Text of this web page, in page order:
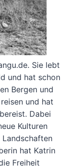
Sie lebt
und hat schon
Bergen und
und hat
Dabei
Kulturen
hat Katrin
Freiheit